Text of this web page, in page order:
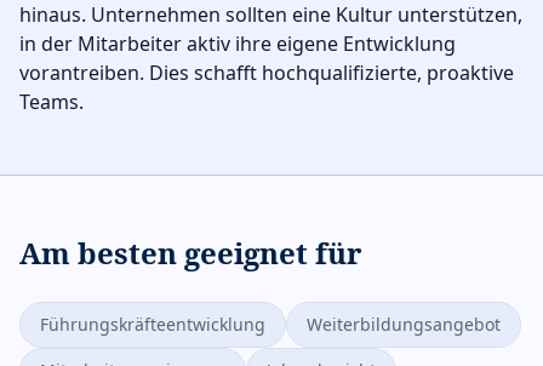
hinaus. Unternehmen sollten eine Kultur unterstützen,
in der Mitarbeiter aktiv ihre eigene Entwicklung
vorantreiben. Dies schafft hochqualifizierte, proaktive
Teams.
Am besten geeignet für
Führungskräfteentwicklung
Weiterbildungsangebot